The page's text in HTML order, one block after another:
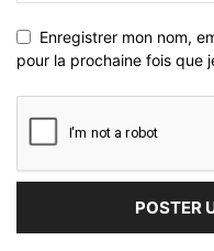
Enregistrer mon nom,
pour la prochaine fois que